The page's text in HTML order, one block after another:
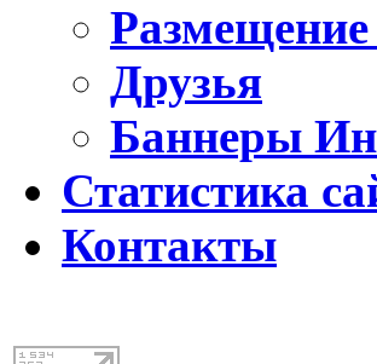
Друзья
Баннеры
Статистика
Контакты